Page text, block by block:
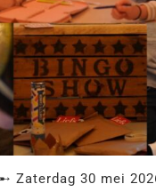
Zaterdag 30 mei